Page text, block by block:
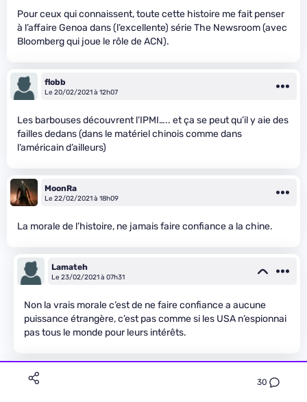
30
Pour ceux qui connaissent, toute cette histoire me fait penser
à l’affaire Genoa dans (l’excellente) série The Newsroom (avec
Bloomberg qui joue le rôle de ACN).
flobb
Le 20/02/2021 à 12h07
Les barbouses découvrent l’IPMI….. et ça se peut qu’il y aie des
failles dedans (dans le matériel chinois comme dans
l’américain d’ailleurs)
MoonRa
Le 22/02/2021 à 18h09
La morale de l’histoire, ne jamais faire confiance a la chine.
Lamateh
Le 23/02/2021 à 07h31
Non la vrais morale c’est de ne faire confiance a aucune
puissance étrangère, c’est pas comme si les USA n’espionnai
pas tous le monde pour leurs intérêts.